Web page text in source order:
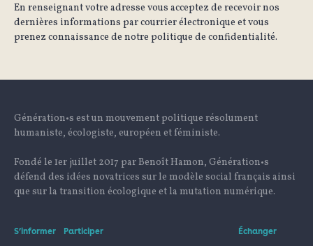
En renseignant votre adresse vous acceptez de recevoir nos
dernières informations par courrier électronique et vous
prenez connaissance de notre politique de confidentialité.
Génération•s est un mouvement politique résolument
humaniste, écologiste, européen et féministe.
Fondé le 1er juillet 2017 par Benoît Hamon, Génération•s
défend des idées novatrices sur le modèle social français ainsi
que sur la transition écologique et la mutation numérique.
S’informer Participer Échanger